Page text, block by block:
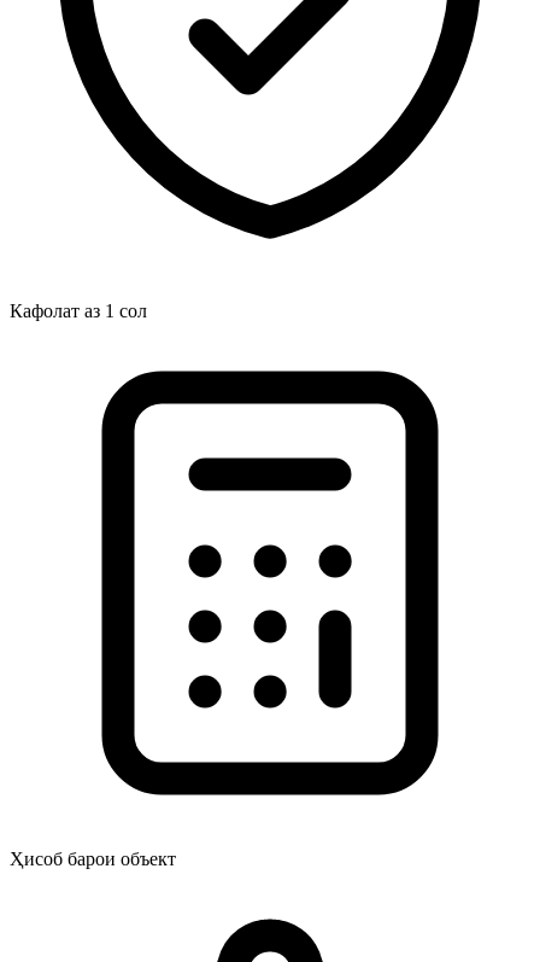
Кафолат аз 1 сол
Ҳисоб барои объект